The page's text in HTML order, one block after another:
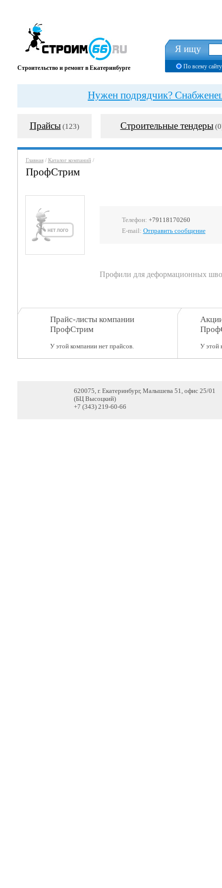
Строительство и ремонт в Екатеринбурге
Я ищу
По всему сайту
Нужен подрядчик?
Прайсы (123) Строительные тендеры
Главная/ Каталог компаний/
ПрофСтрим
Телефон: +79118170260
E-mail: Отправить сообщение
Профили для деформационных
Прайс-листы компании
ПрофСтрим
У этой компании нет прайсов. У этой
620075, г. Екатеринбург, Малышева 51, офис 25/01
(БЦ Высоцкий)
+7 (343) 219-60-66